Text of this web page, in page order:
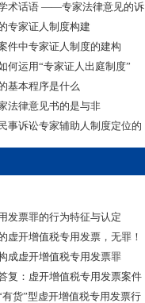
术话语 ——专家法律意见的诉
在审判活动中的适用
专家证人制度构建
件中专家证人制度的建构
何运用“专家证人出庭制度”
基本程序是什么
法律意见书的是与非
事诉讼专家辅助人制度定位的
发票罪的行为特征与认定
虚开增值税专用发票，无罪！
成虚开增值税专用发票罪
复：虚开增值税专用发票案件
货”型虚开增值税专用发票行